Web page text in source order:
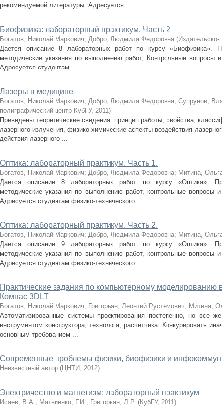
рекомендуемой литературы. Адресуется ...
Биофизика: лабораторный практикум. Часть 2
Богатов, Николай Маркович; Добро, Людмила Федоровна (Издательско-
Дается описание 8 лабораторных работ по курсу «Биофизика».
методические указания по выполнению работ, Контрольные вопросы
Адресуется студентам ...
Лазеры в медицине
Богатов, Николай Маркович; Добро, Людмила Федоровна; Супрунов,
полиграфический центр КубГУ, 2011)
Приведены теоретические сведения, принцип работы, свойства,
лазерного излучения, физико-химические аспекты воздействия
действия лазерного ...
Оптика: лабораторный практикум. Часть 1.
Богатов, Николай Маркович; Добро, Людмила Федоровна; Митина,
Дается описание 8 лабораторных работ по курсу «Оптика».
методические указания по выполнению работ, контрольные вопросы
Адресуется студентам физико-технического ...
Оптика: лабораторный практикум. Часть 2.
Богатов, Николай Маркович; Добро, Людмила Федоровна; Митина,
Дается описание 9 лабораторных работ по курсу «Оптика».
методические указания по выполнению работ, контрольные вопросы
Адресуется студентам физико-технического ...
Практические задания по компьютерному моделированию
Компас 3DLT
Богатов, Николай Маркович; Григорьян, Леонтий Рустемович; Митина,
Автоматизированные системы проектирования постепенно, но все
инструментом конструктора, технолога, расчетчика. Конкурировать
основным требованием ...
Современные проблемы физики, биофизики и
Неизвестный автор (ЦНТИ, 2012)
Электричество и магнетизм: лабораторный практикум
Исаев, В.А.; Матвиенко, Г.И.; Григорьян, Л.Р. (КубГУ, 2011)